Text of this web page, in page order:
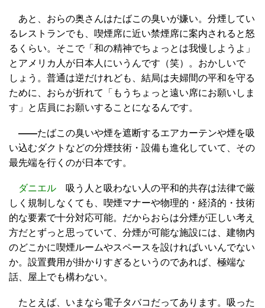
あと、おらの奥さんはたばこの臭いが嫌い。分煙してい
るレストランでも、喫煙席に近い禁煙席に案内されると怒
るくらい。そこで「和の精神でちょっとは我慢しようよ」
とアメリカ人が日本人にいうんです（笑）。おかしいで
しょう。普通は逆だけれども、結局は夫婦間の平和を守る
ために、おらが折れて「もうちょっと遠い席にお願いしま
す」と店員にお願いすることになるんです。
——たばこの臭いや煙を遮断するエアカーテンや煙を吸
い込むダクトなどの分煙技術・設備も進化していて、その
最先端を行くのが日本です。
ダニエル 吸う人と吸わない人の平和的共存は法律で厳
しく規制しなくても、喫煙マナーや物理的・経済的・技術
的な要素で十分対応可能。だからおらは分煙が正しい考え
方だとずっと思っていて、分煙が可能な施設には、建物内
のどこかに喫煙ルームやスペースを設ければいいんでない
か。設置費用が掛かりすぎるというのであれば、極端な
話、屋上でも構わない。
たとえば、いまなら電子タバコだってあります。吸った